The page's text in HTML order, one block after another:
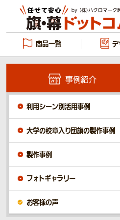
商品一覧
事例紹介
利用シーン別活用事例
大学の校章入り団旗の製作事例
製作事例
フォトギャラリー
お客様の声